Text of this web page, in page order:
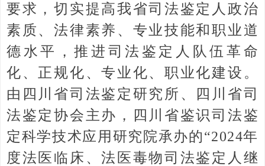
要求，切实提高我省司法鉴定人政治
素质、法律素养、专业技能和职业道
德水平，推进司法鉴定人队伍革命
化、正规化、专业化、职业化建设。
由四川省司法鉴定研究所、四川省司
法鉴定协会主办，四川省鉴识司法鉴
定科学技术应用研究院承办的“2024年
度法医临床、法医毒物司法鉴定人继